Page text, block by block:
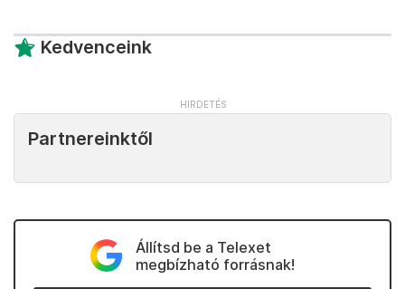
Kedvenceink
Partnereinktől
Állítsd be a Telexet
megbízható forrásnak!